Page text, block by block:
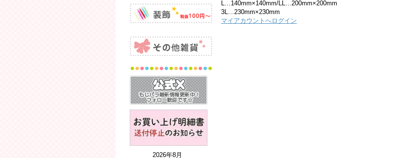
2026年8月
L…140mm×140mm/LL…200mm×200mm
3L…230mm×230mm
マイアカウントへログイン